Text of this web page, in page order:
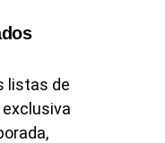
listas de